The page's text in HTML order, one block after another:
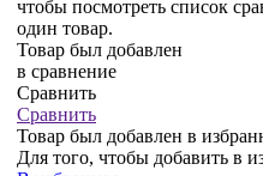
чтобы посмотреть список
один товар.
Товар был добавлен
в сравнение
Сравнить
Сравнить
Товар был добавлен в
Для того, чтобы добавить в